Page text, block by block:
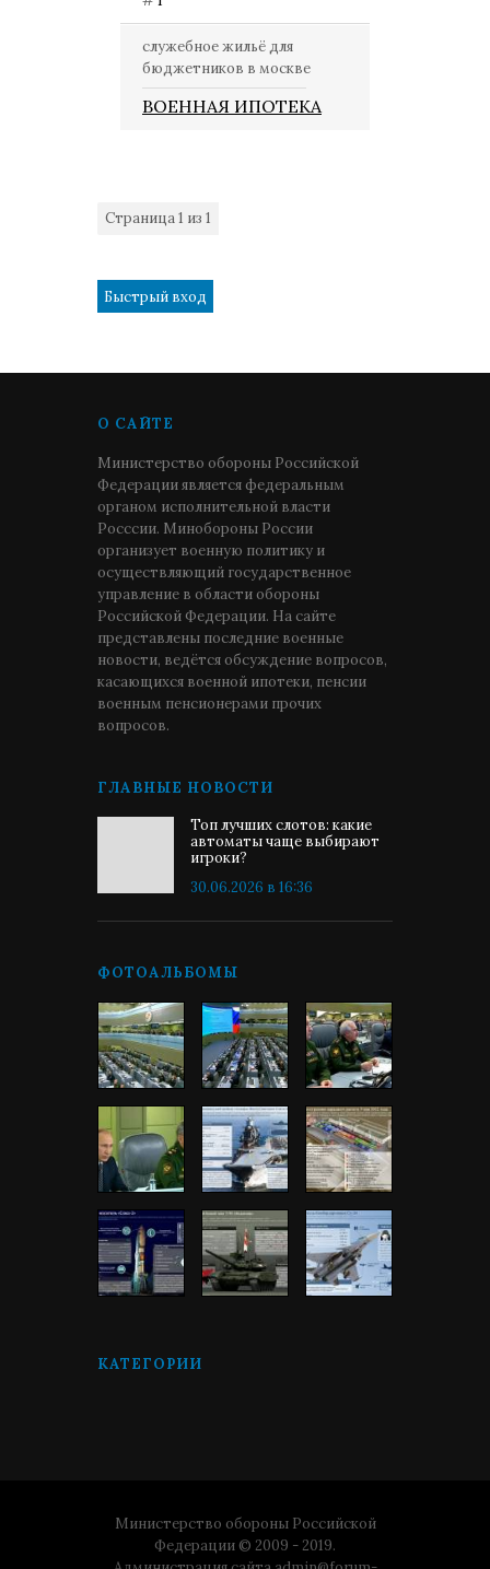
служебное жильё для
бюджетников в москве
ВОЕННАЯ ИПОТЕКА
Страница1 из 1
О САЙТЕ
Министерство обороны Российской
Федерации является федеральным
органом исполнительной власти
Росссии. Минобороны России
организует военную политику и
осуществляющий государственное
управление в области обороны
Российской Федерации. На сайте
представлены последние военные
новости, ведётся обсуждение вопросов,
касающихся военной ипотеки, пенсии
военным пенсионерами прочих
вопросов.
ГЛАВНЫЕ НОВОСТИ
Топ лучших слотов: какие
автоматы чаще выбирают
игроки?
30.06.2026 в 16:36
ФОТОАЛЬБОМЫ
КАТЕГОРИИ
Министерство обороны Российской
Федерации © 2009 - 2019.